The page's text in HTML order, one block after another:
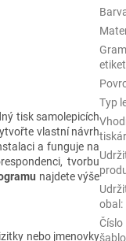
tisk samolepicích
vlastní návrh
a funguje na
tvorbu
najdete výše
nebo jmenovky
etiket
Typ
obal :
Číslo